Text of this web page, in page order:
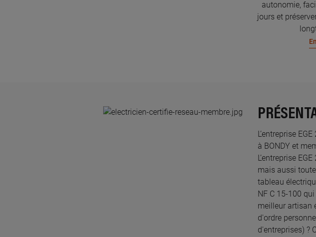
autonomie,
jours et
L’entreprise
à BONDY et
L’entreprise
mais aussi
tableau
NF C 15-100
meilleur artisan
d'ordre
d'entreprises) ?